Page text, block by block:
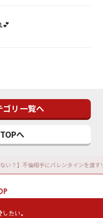
💕
ゴリ一覧へ
へ
ない？】不倫相手にバレンタインを渡す